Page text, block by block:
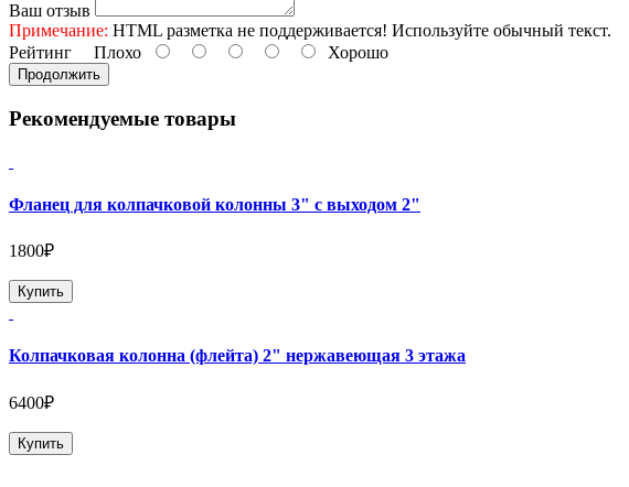
Ваш отзыв
Примечание: HTML разметка не поддерживается! Используйте обычный текст.
Рейтинг Плохо Хорошо
Продолжить
Рекомендуемые товары
Фланец для колпачковой колонны 3" с выходом 2"
1800₽
Купить
Колпачковая колонна (флейта) 2" нержавеющая 3 этажа
6400₽
Купить